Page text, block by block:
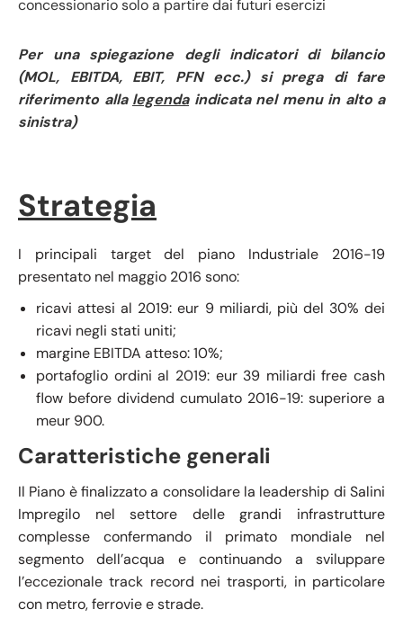
concessionario solo a partire dai futuri esercizi
Per una spiegazione degli indicatori di bilancio
(MOL, EBITDA, EBIT, PFN ecc.) si prega di fare
riferimento alla legendaindicata nel menu in alto a
sinistra)
Strategia
I principali target del piano Industriale 2016-19
presentato nel maggio 2016 sono:
ricavi attesi al 2019: eur 9 miliardi, più del 30% dei
ricavi negli stati uniti;
margine EBITDA atteso: 10%;
portafoglio ordini al 2019: eur 39 miliardi free cash
flow before dividend cumulato 2016-19: superiore a
meur 900.
Caratteristiche generali
Il Piano è finalizzato a consolidare la leadership di Salini
Impregilo nel settore delle grandi infrastrutture
complesse confermando il primato mondiale nel
segmento dell’acqua e continuando a sviluppare
l’eccezionale track record nei trasporti, in particolare
con metro, ferrovie e strade.